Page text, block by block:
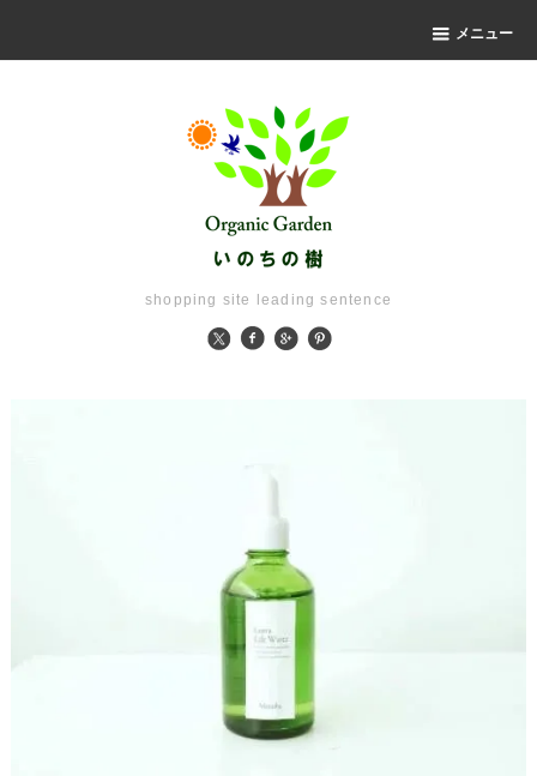
メニュー
shopping site leading sentence